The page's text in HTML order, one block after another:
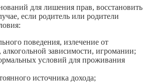
для лишения прав, восстановить
если родитель или родители
поведения, излечение от
алкогольной зависимости, игромании;
условий для проживания
источника дохода;